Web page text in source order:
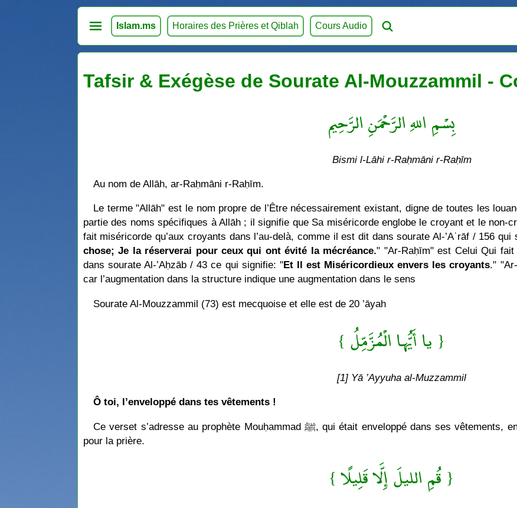
Islam.ms Horaires des Prières et Qiblah Cours Audio
Tafsir & Exégèse de Sourate Al-Mouzzammil -
بِسْمِ اللهِ الرَّحْمَنِ الرَّحِيم
Bismi l-Lāhi r-Raḥmāni r-Raḥīm
Au nom de Allāh, ar-Raḥmāni r-Raḥīm.
Le terme "Allāh" est le nom propre de l’Être nécessairement existant, digne de toutes les
partie des noms spécifiques à Allāh ; il signifie que Sa miséricorde englobe le croyant et le non-
fait miséricorde qu’aux croyants dans l’au-delà, comme il est dit dans sourate Al-’Aʿrāf / 156 qui
chose; Je la réserverai pour ceux qui ont évité la mécréance." "Ar-Raḥīm" est Celui Qui
dans sourate Al-’Aḥzāb / 43 ce qui signifie: "Et Il est Miséricordieux envers les croyants."
car l’augmentation dans la structure indique une augmentation dans le sens
Sourate Al-Mouzzammil (73) est mecquoise et elle est de 20 ’āyah
{ يا أَيُّها الْمُزَّمِّلُ }
[1] Yā ’Ayyuha al-Muzzammil
Ô toi, l’enveloppé dans tes vêtements !
Ce verset s’adresse au prophète Mouḥammad ﷺ, qui était enveloppé dans ses vêtements, endormi la nuit. Il lui est ordonné de se lever
pour la prière.
{ قُمِ الليلَ إِلَّا قَلِيلًا }